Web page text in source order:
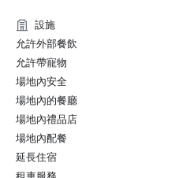
設施
允許外部餐飲
允許帶寵物
場地內安全
場地內的餐廳
場地內禮品店
場地內配餐
延長住宿